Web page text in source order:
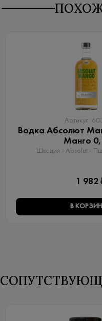
Артикул:
Водка Абсолют
Манго
Швеция - Absolut -
1 982
В